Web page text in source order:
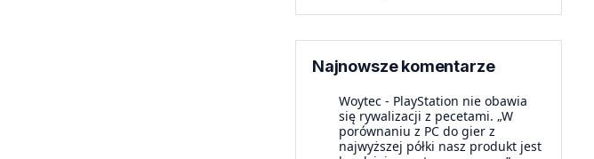
Najnowsze komentarze
Woytec - PlayStation nie obawia
się rywalizacji z pecetami. „W
porównaniu z PC do gier z
najwyższej półki nasz produkt jest